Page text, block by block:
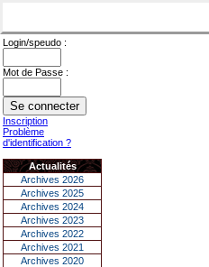
Login/speudo :
Mot de Passe :
Inscription
Problème
d'identification ?
Actualités
Archives 2026
Archives 2025
Archives 2024
Archives 2023
Archives 2022
Archives 2021
Archives 2020